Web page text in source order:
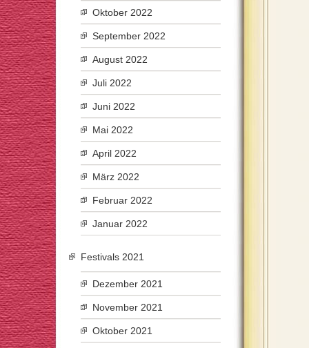
Oktober 2022
September 2022
August 2022
Juli 2022
Juni 2022
Mai 2022
April 2022
März 2022
Februar 2022
Januar 2022
Festivals 2021
Dezember 2021
November 2021
Oktober 2021